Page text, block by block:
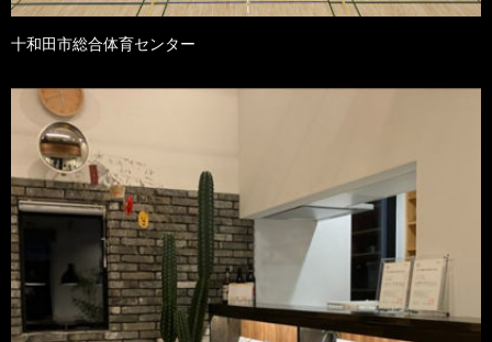
十和田市総合体育センター